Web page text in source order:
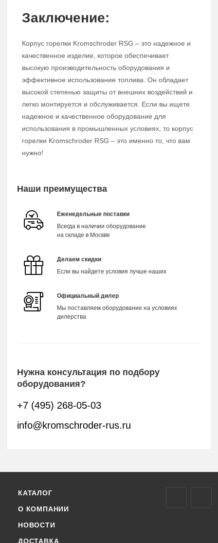
Заключение:
Корпус горелки Kromschroder RSG – это надежное и
качественное изделие, которое обеспечивает
высокую производительность оборудования и
эффективное использование топлива. Он обладает
высокой степенью защиты от внешних воздействий и
легко монтируется и обслуживается. Если вы ищете
надежное и качественное оборудование для
использования в промышленных условиях, то корпус
горелки Kromschroder RSG – это именно то, что вам
нужно!
Наши преимущества
Еженедельные поставки
Всегда в наличии оборудование
на складе в Москве
Делаем скидки
Если вы найдете условия лучше наших
Официальный дилер
Мы поставляем оборудование на условиях
дилерства
Нужна консультация по подбору
оборудования?
+7 (495) 268-05-03
info@kromschroder-rus.ru
КАТАЛОГ
О КОМПАНИИ
НОВОСТИ
ДОСТАВКА